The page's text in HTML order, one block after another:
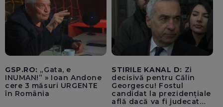
GSP.RO: „Gata, e
INUMAN!” » Ioan Andone
cere 3 măsuri URGENTE
în România
STIRILE KANAL D: Zi
decisivă pentru Călin
Georgescu! Fostul
candidat la prezidențiale
află dacă va fi judecat